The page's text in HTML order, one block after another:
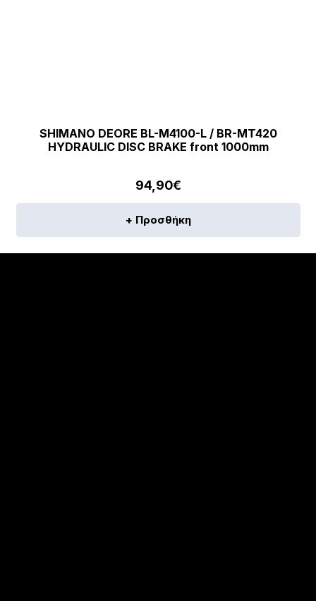
SHIMANO DEORE BL-M4100-L / BR-MT420
HYDRAULIC DISC BRAKE front 1000mm
94,90€
+ Προσθήκη